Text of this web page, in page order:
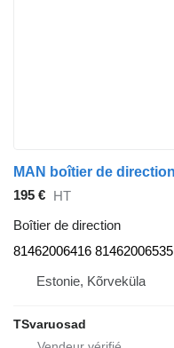
195 € HT
Boîtier de direction
81462006416 81462006535
Estonie, Kõrveküla
TSvaruosad